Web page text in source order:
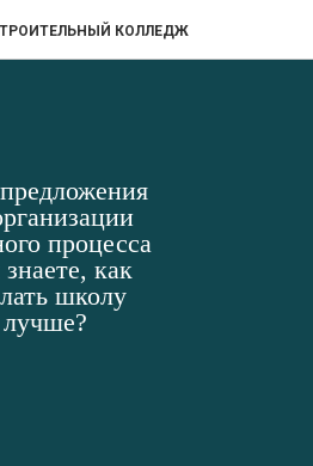
процесса
как
школу
лучше?
КОЛЛЕДЖ